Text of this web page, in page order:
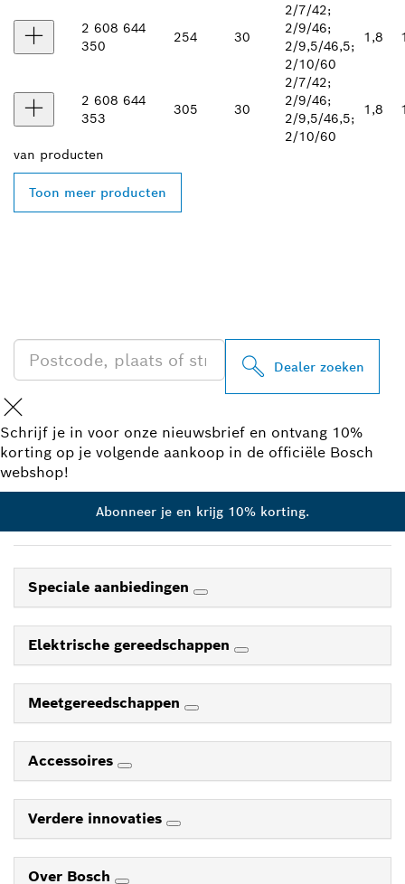
2 608 644
350
254 30
2/7/42;
2/9/46;
2/9,5/46,5;
2/10/60
1,8
2 608 644
353
305 30
2/7/42;
2/9/46;
2/9,5/46,5;
2/10/60
1,8
van producten
Toon meer producten
Dealer zoeken
Schrijf je in voor onze nieuwsbrief en ontvang 10%
korting op je volgende aankoop in de officiële Bosch
webshop!
Abonneer je en krijg 10% korting.
Speciale aanbiedingen
Elektrische gereedschappen
Meetgereedschappen
Accessoires
Verdere innovaties
Over Bosch